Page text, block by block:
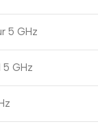
5 GHz
5 GHz